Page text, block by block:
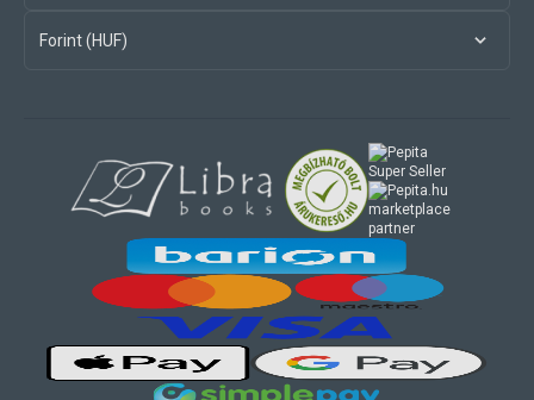
Forint (HUF)
marketplace
partner